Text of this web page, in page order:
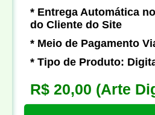
* Entrega Automática
do Cliente do Site
* Meio de Pagamento
* Tipo de Produto:
R$ 20,00 (Arte